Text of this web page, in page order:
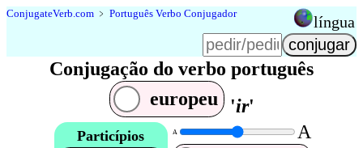
ConjugateVerb.com ﹥ Português Verbo Conjugador língua
Conjugação do verbo português
europeu
'ir'
Particípios A A